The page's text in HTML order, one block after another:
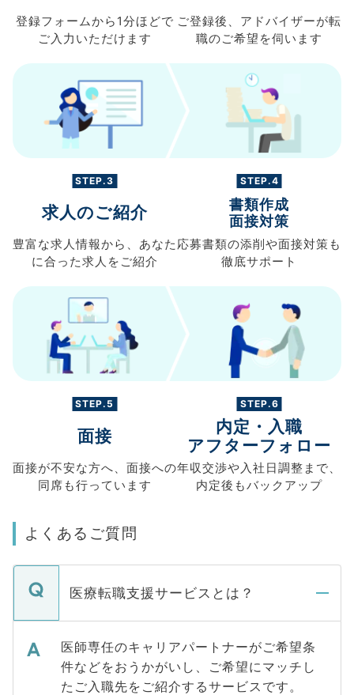
登録フォームから 1分ほどで
ご入力 いただけます
ご登録後、 アドバイザーが転
職のご希望を伺います
STEP.3
求人のご紹介
豊富な求人情報から、 あなた
に合った求人を ご紹介
STEP.4
書類作成
面接対策
応募書類の添削や面接対策も
徹底サポート
STEP.5
面接
面接が不安な方へ、 面接への
同席も行っています
STEP.6
内定・入職
アフターフォロー
年収交渉や入社日調整まで、
内定後もバックアップ
よくあるご質問
医療転職支援サービスとは？
医師専任のキャリアパートナーがご希望条
件などをおうかがいし、ご希望にマッチし
たご入職先をご紹介するサービスです。